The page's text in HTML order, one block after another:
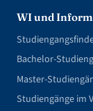
WI und
Bachelor-
Master-
Studiengänge im